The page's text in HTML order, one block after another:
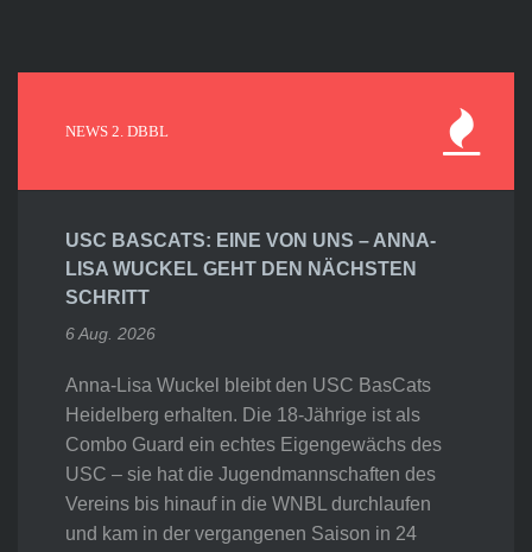
NEWS 2. DBBL
USC BASCATS: EINE VON UNS – ANNA-
LISA WUCKEL GEHT DEN NÄCHSTEN
SCHRITT
6 Aug. 2026
Anna-Lisa Wuckel bleibt den USC BasCats
Heidelberg erhalten. Die 18-Jährige ist als
Combo Guard ein echtes Eigengewächs des
USC – sie hat die Jugendmannschaften des
Vereins bis hinauf in die WNBL durchlaufen
und kam in der vergangenen Saison in 24